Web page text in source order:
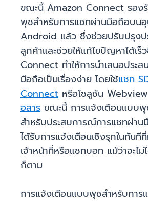
ขณะนี้ Amazon Connect รอง
พุชสำหรับการแชทผ่านมือถือบน
Android แล้ว ซึ่งช่วยปรับปรุง
ลูกค้าและช่วยให้แก้ไขปัญหาได้เร็
Connect ทำให้การนำเสนอประ
มือถือเป็นเรื่องง่าย โดยใช้แชท
Connect หรือโซลูชัน
อสาร ขณะนี้ การแจ้งเตือนแบบพุ
สำหรับประสบการณ์การแชทผ่าน
ได้รับการแจ้งเตือนเชิงรุกในทันที
เจ้าหน้าที่หรือแชทบอท แม้ว่าจะไ
ก็ตาม
การแจ้งเตือนแบบพุชสำหรับการ